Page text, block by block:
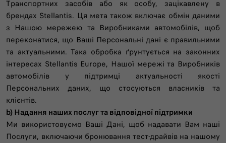
Транспортних засобів або як особу, зацікавлену в
брендах Stellantis. Ця мета також включає обмін даними
з Нашою мережею та Виробниками автомобілів, щоб
переконатися, що Ваші Персональні дані є правильними
та актуальними. Така обробка ґрунтується на законних
інтересах Stellantis Europe, Нашої мережі та Виробників
автомобілів у підтримці актуальності якості
Персональних даних, що стосуються власників та
клієнтів.
b) Надання наших послуг та відповідної підтримки
Ми використовуємо Ваші Дані, щоб надавати Вам наші
Послуги, включаючи бронювання тест-драйвів на нашому